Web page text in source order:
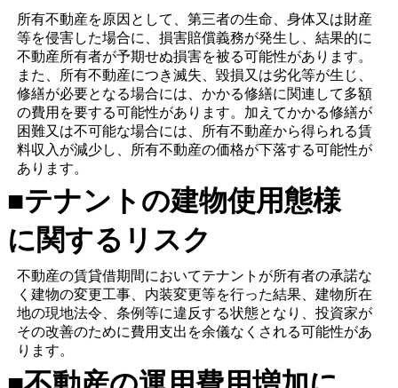
所有不動産を原因として、第三者の生命、身体又は財産
等を侵害した場合に、損害賠償義務が発生し、結果的に
不動産所有者が予期せぬ損害を被る可能性があります。
また、所有不動産につき滅失、毀損又は劣化等が生じ、
修繕が必要となる場合には、かかる修繕に関連して多額
の費用を要する可能性があります。加えてかかる修繕が
困難又は不可能な場合には、所有不動産から得られる賃
料収入が減少し、所有不動産の価格が下落する可能性が
あります。
■テナントの建物使用態様
に関するリスク
不動産の賃貸借期間においてテナントが所有者の承諾な
く建物の変更工事、内装変更等を行った結果、建物所在
地の現地法令、条例等に違反する状態となり、投資家が
その改善のために費用支出を余儀なくされる可能性があ
ります。